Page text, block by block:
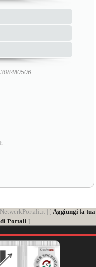
| [ Aggiungi la tua
di Portali]